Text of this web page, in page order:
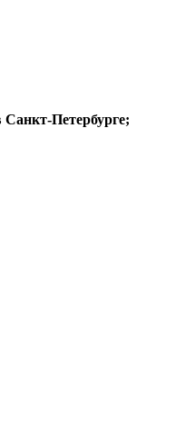
Петербурге;